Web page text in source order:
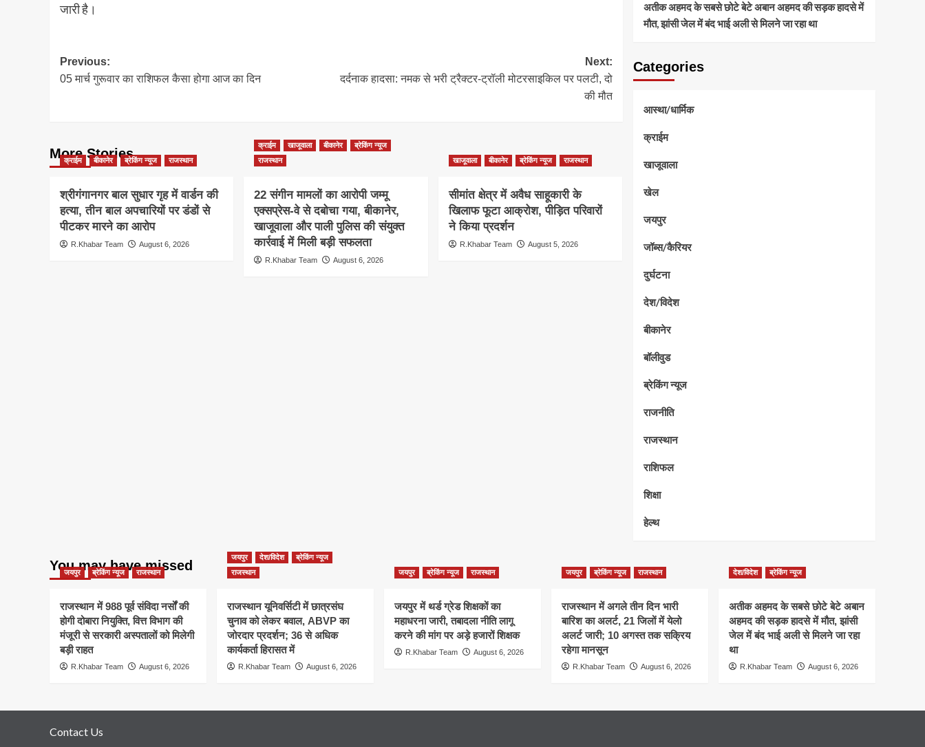
जारी है।
Post
navigation
Previous:
05 मार्च गुरूवार का राशिफल कैसा होगा आज का दिन
Next:
दर्दनाक हादसा: नमक से भरी ट्रैक्टर-ट्रॉली मोटरसाइकिल पर पलटी, दो
की मौत
More Stories
क्राईम बीकानेर ब्रेकिंग न्यूज राजस्थान
श्रीगंगानगर बाल सुधार गृह में वार्डन की
हत्या, तीन बाल अपचारियों पर डंडों से
पीटकर मारने का आरोप
R.Khabar Team August 6, 2026
क्राईम खाजूवाला बीकानेर
ब्रेकिंग न्यूज
राजस्थान
22 संगीन मामलों का आरोपी जम्मू
एक्सप्रेस-वे से दबोचा गया, बीकानेर,
खाजूवाला और पाली पुलिस की संयुक्त
कार्रवाई में मिली बड़ी सफलता
R.Khabar Team August 6, 2026
खाजूवाला बीकानेर ब्रेकिंग न्यूज राजस्थान
सीमांत क्षेत्र में अवैध साहूकारी के
खिलाफ फूटा आक्रोश, पीड़ित परिवारों
ने किया प्रदर्शन
R.Khabar Team August 5, 2026
अतीक अहमद के सबसे छोटे बेटे अबान अहमद की सड़क हादसे में
मौत, झांसी जेल में बंद भाई अली से मिलने जा रहा था
Categories
आस्था/धार्मिक
क्राईम
खाजूवाला
खेल
जयपुर
जॉब्स/कैरियर
दुर्घटना
देश/विदेश
बीकानेर
बॉलीवुड
ब्रेकिंग न्यूज
राजनीति
राजस्थान
राशिफल
शिक्षा
हेल्थ
You may have missed
जयपुर ब्रेकिंग न्यूज राजस्थान
राजस्थान में 988 पूर्व संविदा नर्सों की
होगी दोबारा नियुक्ति, वित्त विभाग की
मंजूरी से सरकारी अस्पतालों को मिलेगी
बड़ी राहत
R.Khabar Team August 6, 2026
जयपुर देश/विदेश
ब्रेकिंग न्यूज
राजस्थान
राजस्थान यूनिवर्सिटी में छात्रसंघ
चुनाव को लेकर बवाल, ABVP का
जोरदार प्रदर्शन; 36 से अधिक
कार्यकर्ता हिरासत में
R.Khabar Team August 6, 2026
जयपुर ब्रेकिंग न्यूज राजस्थान
जयपुर में थर्ड ग्रेड शिक्षकों का
महाधरना जारी, तबादला नीति लागू
करने की मांग पर अड़े हजारों शिक्षक
R.Khabar Team August 6, 2026
जयपुर ब्रेकिंग न्यूज राजस्थान
राजस्थान में अगले तीन दिन भारी
बारिश का अलर्ट, 21 जिलों में येलो
अलर्ट जारी; 10 अगस्त तक सक्रिय
रहेगा मानसून
R.Khabar Team August 6, 2026
देश/विदेश ब्रेकिंग न्यूज
अतीक अहमद के सबसे छोटे बेटे अबान
अहमद की सड़क हादसे में मौत, झांसी
जेल में बंद भाई अली से मिलने जा रहा
था
R.Khabar Team August 6, 2026
Contact Us